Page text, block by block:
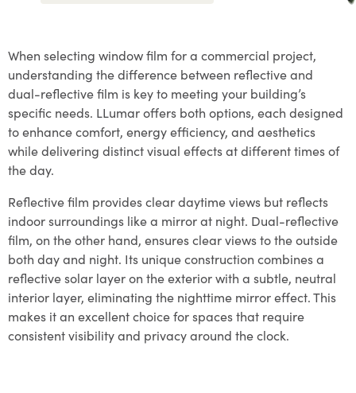
When selecting window film for a commercial project,
understanding the difference between reflective and
dual-reflective film is key to meeting your building’s
specific needs. LLumar offers both options, each designed
to enhance comfort, energy efficiency, and aesthetics
while delivering distinct visual effects at different times of
the day.
Reflective film provides clear daytime views but reflects
indoor surroundings like a mirror at night. Dual-reflective
film, on the other hand, ensures clear views to the outside
both day and night. Its unique construction combines a
reflective solar layer on the exterior with a subtle, neutral
interior layer, eliminating the nighttime mirror effect. This
makes it an excellent choice for spaces that require
consistent visibility and privacy around the clock.